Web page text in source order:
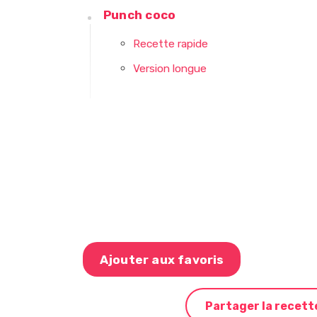
Punch coco
Recette rapide
Version longue
Ajouter aux favoris
Partager la